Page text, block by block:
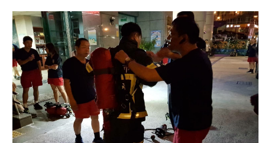
光
法
案
專
區
揭
弊
者
保